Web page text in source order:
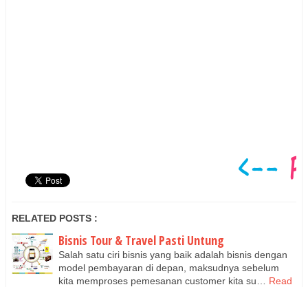
RELATED POSTS :
Bisnis Tour & Travel Pasti Untung
Salah satu ciri bisnis yang baik adalah bisnis dengan
model pembayaran di depan, maksudnya sebelum
kita memproses pemesanan customer kita su…
Read